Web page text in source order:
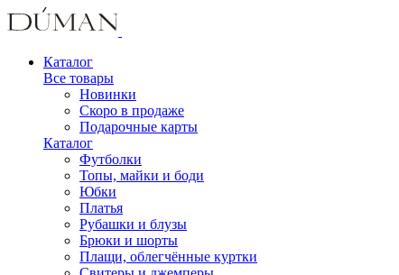
Каталог
Все товары
Новинки
Скоро в продаже
Подарочные карты
Каталог
Футболки
Топы, майки и боди
Юбки
Платья
Рубашки и блузы
Брюки и шорты
Плащи, облегчённые куртки